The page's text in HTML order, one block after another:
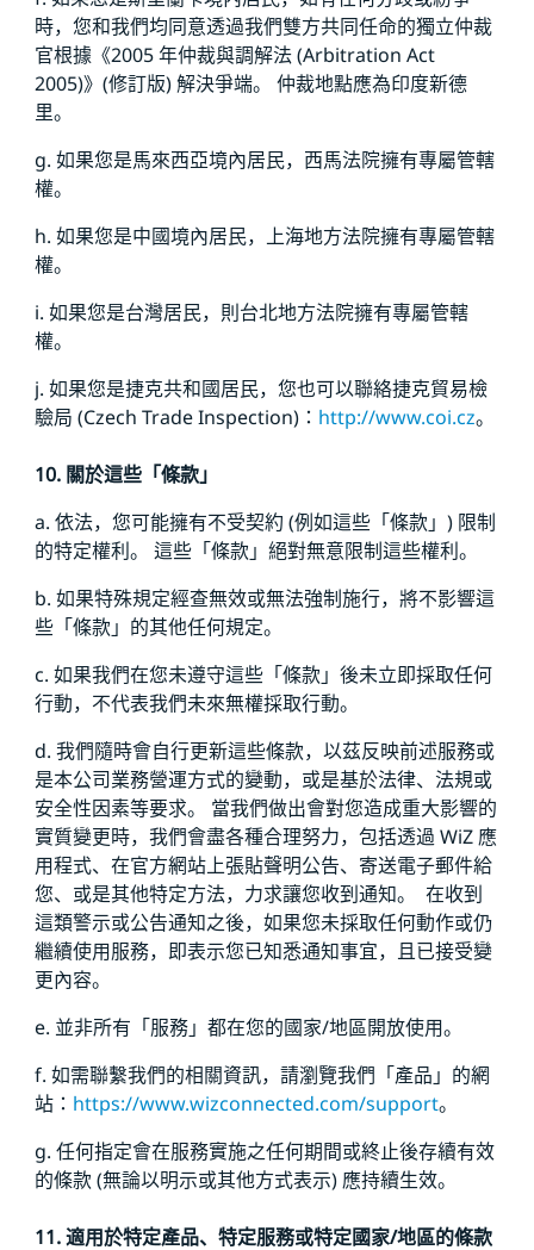
時，您和我們均同意透過我們雙方共同任命的獨立仲裁
官根據《2005 年仲裁與調解法 (Arbitration Act
2005)》(修訂版) 解決爭端。 仲裁地點應為印度新德
里。
g. 如果您是馬來西亞境內居民，西馬法院擁有專屬管轄
權。
h. 如果您是中國境內居民，上海地方法院擁有專屬管轄
權。
i. 如果您是台灣居民，則台北地方法院擁有專屬管轄
權。
j. 如果您是捷克共和國居民，您也可以聯絡捷克貿易檢
驗局 (Czech Trade Inspection)： http://www.coi.cz。
10. 關於這些「條款」
a. 依法，您可能擁有不受契約 (例如這些「條款」) 限制
的特定權利。 這些「條款」絕對無意限制這些權利。
b. 如果特殊規定經查無效或無法強制施行，將不影響這
些「條款」的其他任何規定。
c. 如果我們在您未遵守這些「條款」後未立即採取任何
行動，不代表我們未來無權採取行動。
d. 我們隨時會自行更新這些條款，以茲反映前述服務或
是本公司業務營運方式的變動，或是基於法律、法規或
安全性因素等要求。 當我們做出會對您造成重大影響的
實質變更時，我們會盡各種合理努力，包括透過 WiZ 應
用程式、在官方網站上張貼聲明公告、寄送電子郵件給
您、或是其他特定方法，力求讓您收到通知。 在收到
這類警示或公告通知之後，如果您未採取任何動作或仍
繼續使用服務，即表示您已知悉通知事宜，且已接受變
更內容。
e. 並非所有「服務」都在您的國家/地區開放使用。
f. 如需聯繫我們的相關資訊，請瀏覽我們「產品」的網
站： https://www.wizconnected.com/support。
g. 任何指定會在服務實施之任何期間或終止後存續有效
的條款 (無論以明示或其他方式表示) 應持續生效。
11. 適用於特定產品、特定服務或特定國家/地區的條款